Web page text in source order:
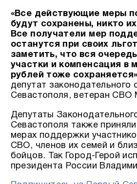
«Все действующие меры
будут сохранены, никто
Все получатели мер
останутся при своих
заметить, что вся
участки и компенсация в
рублей тоже сохраняется»
депутат законодательного
Севастополя, ветеран СВО
Депутаты
Севастополя также
мерах поддержки
СВО, членов их семей и
бойцов. Так Город-Герой
президента России